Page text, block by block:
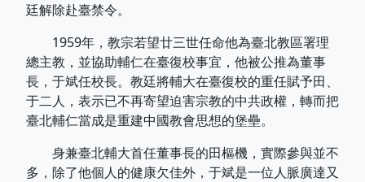
廷解除赴臺禁令。
1959年，教宗若望廿三世任命他為臺北教區署理
總主教，並協助輔仁在臺復校事宜，他被公推為董事
長，于斌任校長。教廷將輔大在臺復校的重任賦予田、
于二人，表示已不再寄望迫害宗教的中共政權，轉而把
臺北輔仁當成是重建中國教會思想的堡壘。
身兼臺北輔大首任董事長的田樞機，實際參與並不
多，除了他個人的健康欠佳外，于斌是一位人脈廣達又